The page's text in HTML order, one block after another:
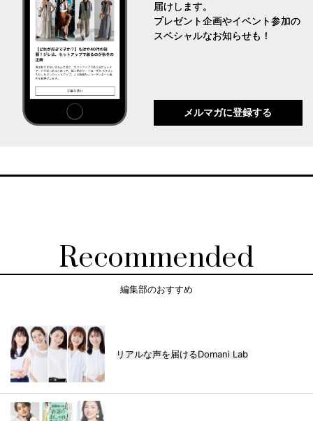
届けします。
プレゼント企画やイベント参加の
スペシャルなお知らせも！
メルマガに登録する
Recommended
編集部のおすすめ
リアルな声を届けるDomani Lab